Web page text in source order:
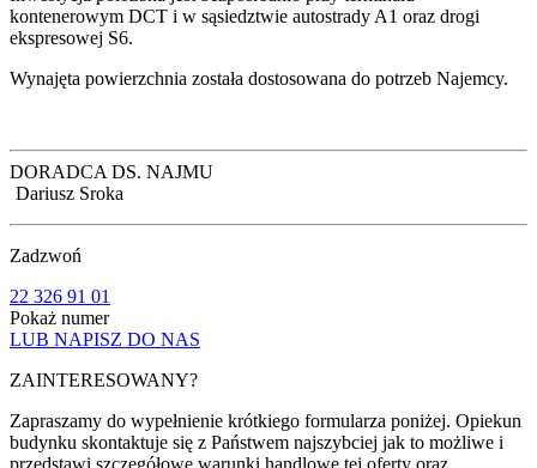
kontenerowym DCT i w sąsiedztwie autostrady A1 oraz drogi
ekspresowej S6.
Wynajęta powierzchnia została dostosowana do potrzeb Najemcy.
DORADCA DS. NAJMU
Dariusz Sroka
Zadzwoń
22 326 91 01
Pokaż numer
LUB NAPISZ DO NAS
ZAINTERESOWANY?
Zapraszamy do wypełnienie krótkiego formularza poniżej. Opiekun
budynku skontaktuje się z Państwem najszybciej jak to możliwe i
przedstawi szczegółowe warunki handlowe tej oferty oraz